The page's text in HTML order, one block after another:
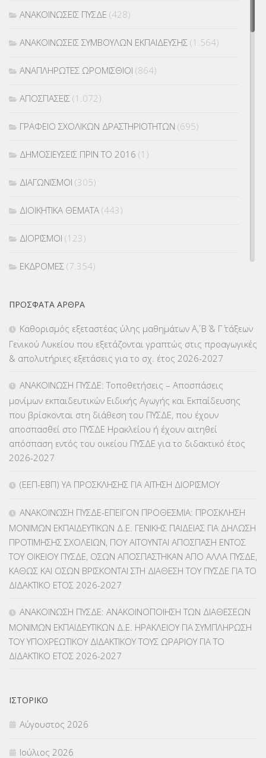
ΑΝΑΚΟΙΝΩΣΕΙΣ ΠΥΣΔΕ (428)
ΑΝΑΚΟΙΝΩΣΕΙΣ ΣΥΜΒΟΥΛΩΝ ΕΚΠΑΙΔΕΥΣΗΣ (1.564)
ΑΝΑΠΛΗΡΩΤΕΣ ΩΡΟΜΙΣΘΙΟΙ (864)
ΑΠΟΣΠΑΣΕΙΣ (1.072)
ΓΡΑΦΕΙΟ ΣΧΟΛΙΚΩΝ ΔΡΑΣΤΗΡΙΟΤΗΤΩΝ (695)
ΔΗΜΟΣΙΕΥΣΕΙΣ ΠΡΙΝ ΤΟ 2016 (1)
ΔΙΑΓΩΝΙΣΜΟΙ (305)
ΔΙΟΙΚΗΤΙΚΑ ΘΕΜΑΤΑ (443)
ΔΙΟΡΙΣΜΟΙ (123)
ΕΚΔΡΟΜΕΣ (7.354)
(366)
ΕΠΙΜΟΡΦΩΣΗ Τ.Π.Ε.(10)
ΚΕΣΥ(60)
ΚΕΣΥΠ(109)
ΚΠγ – ΚΡΑΤΙΚΟ ΠΙΣΤΟΠΟΙΗΤΙΚΟ ΓΛΩΣΣΟΜΑΘΕΙΑΣ
ΚΠπ- ΚΡΑΤΙΚΟ ΠΙΣΤΟΠΟΙΗΤΙΚΟ ΠΛΗΡΟΦΟΡΙΚΗΣ(12)
ΛΟΙΠΑ(309)
ΜΑΘΗΤΕΙΑ(275)
ΜΕΤΑΘΕΣΕΙΣ-ΤΟΠΟΘΕΤΗΣΕΙΣ ΒΕΛΤΙΩΣΕΙΣ(319)
ΜΕΤΑΦΟΡΑ ΜΑΘΗΤΩΝ(3)
ΝΟΜΟΘΕΣΙΑ(66)
ΠΡΌΣΦΑΤΑ ΆΡΘΡΑ
Καθορισμός εξεταστέας ύλης μαθημάτων Α΄, Β΄ & Γ΄ τάξεων
Γενικού Λυκείου που εξετάζονται γραπτώς στις προαγωγικές
& απολυτήριες εξετάσεις για το σχ. έτος 2026-2027
ΑΝΑΚΟΙΝΩΣΗ ΠΥΣΔΕ: Τοποθετήσεις – Αποσπάσεις
μονίμων εκπαιδευτικών Ειδικής Αγωγής και Εκπαίδευσης
που βρίσκονται στη διάθεση του ΠΥΣΔΕ, που έχουν
αποσπασθεί στο ΠΥΣΔΕ Ηρακλείου ή έχουν αιτηθεί
απόσπαση εντός του οικείου ΠΥΣΔΕ για το διδακτικό έτος
2026-2027
(ΕΕΠ-ΕΒΠ) ΥΑ ΠΡΟΣΚΛΗΣΗΣ ΓΙΑ ΑΙΤΗΣΗ ΔΙΟΡΙΣΜΟΥ
ΑΝΑΚΟΙΝΩΣΗ ΠΥΣΔΕ-ΕΠΕΙΓΟΝ ΠΡΟΘΕΣΜΙΑ: ΠΡΟΣΚΛΗΣΗ
ΜΟΝΙΜΩΝ ΕΚΠΑΙΔΕΥΤΙΚΩΝ Δ.Ε. ΓΕΝΙΚΗΣ ΠΑΙΔΕΙΑΣ ΓΙΑ ΔΗΛΩΣΗ
ΠΡΟΤΙΜΗΣΗΣ ΣΧΟΛΕΙΩΝ, ΠΟΥ ΑΙΤΟΥΝΤΑΙ ΑΠΟΣΠΑΣΗ ΕΝΤΟΣ
ΤΟΥ ΟΙΚΕΙΟΥ ΠΥΣΔΕ, ΟΣΩΝ ΑΠΟΣΠΑΣΤΗΚΑΝ ΑΠΟ ΑΛΛΑ ΠΥΣΔΕ,
ΚΑΘΩΣ ΚΑΙ ΟΣΩΝ ΒΡΙΣΚΟΝΤΑΙ ΣΤΗ ΔΙΑΘΕΣΗ ΤΟΥ ΠΥΣΔΕ ΓΙΑ ΤΟ
ΔΙΔΑΚΤΙΚΟ ΕΤΟΣ 2026-2027
ΑΝΑΚΟΙΝΩΣΗ ΠΥΣΔΕ: ΑΝΑΚΟΙΝΟΠΟΙΗΣΗ ΤΩΝ ΔΙΑΘΕΣΕΩΝ
ΜΟΝΙΜΩΝ ΕΚΠΑΙΔΕΥΤΙΚΩΝ Δ.Ε. ΗΡΑΚΛΕΙΟΥ ΓΙΑ ΣΥΜΠΛΗΡΩΣΗ
ΤΟΥ ΥΠΟΧΡΕΩΤΙΚΟΥ ΔΙΔΑΚΤΙΚΟΥ ΤΟΥΣ ΩΡΑΡΙΟΥ ΓΙΑ ΤΟ
ΔΙΔΑΚΤΙΚΟ ΕΤΟΣ 2026-2027
ΙΣΤΟΡΙΚΌ
Αύγουστος 2026
Ιούλιος 2026